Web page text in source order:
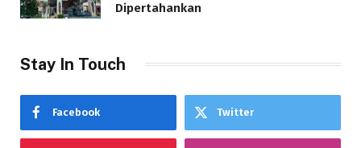
Dipertahankan
Stay In Touch
Facebook Twitter